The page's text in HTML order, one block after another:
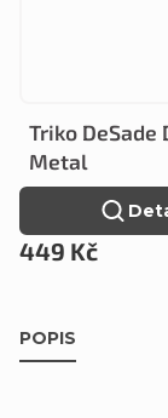
Triko DeSade
Metal
449 Kč
POPIS